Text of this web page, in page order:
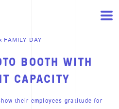
FAMILY DAY
BOOTH WITH
CAPACITY
their employees gratitude for